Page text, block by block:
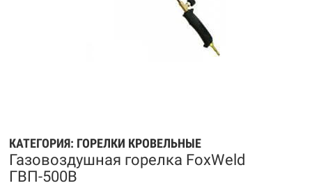
КАТЕГОРИЯ: ГОРЕЛКИ КРОВЕЛЬНЫЕ
Газовоздушная горелка FoxWeld
ГВП-500В